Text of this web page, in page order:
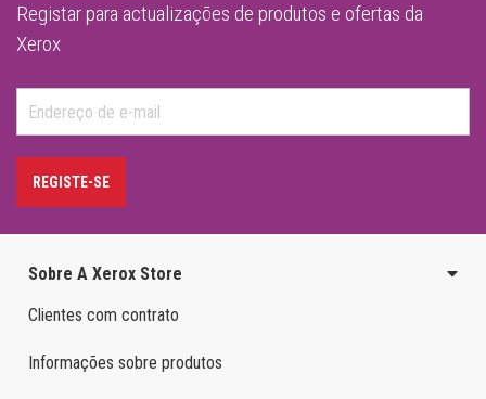
Registar para actualizações de produtos e ofertas da
Xerox
REGISTE-SE
Sobre A Xerox Store
Clientes com contrato
Informações sobre produtos